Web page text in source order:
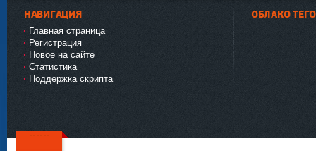
НАВИГАЦИЯ
Главная страница
Регистрация
Новое на сайте
Статистика
Поддержка скрипта
ОБЛАКО